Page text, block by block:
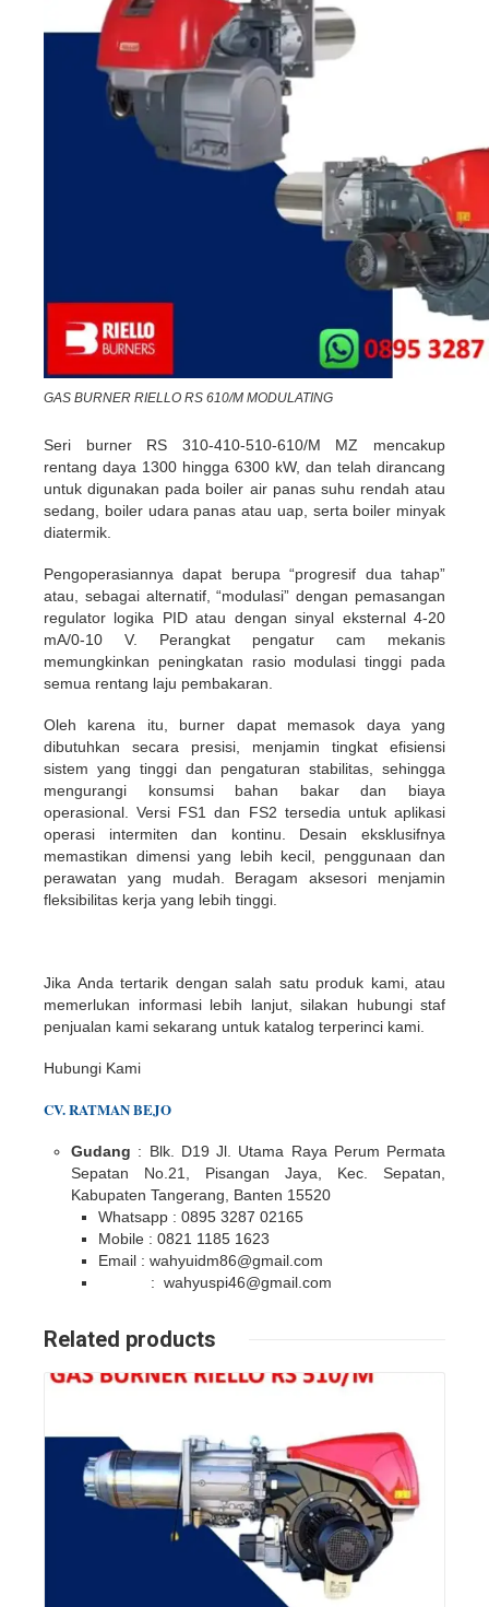
GAS BURNER RIELLO RS 610/M MODULATING
Seri burner RS 310-410-510-610/M MZ mencakup
rentang daya 1300 hingga 6300 kW, dan telah dirancang
untuk digunakan pada boiler air panas suhu rendah atau
sedang, boiler udara panas atau uap, serta boiler minyak
diatermik.
Pengoperasiannya dapat berupa “progresif dua tahap”
atau, sebagai alternatif, “modulasi” dengan pemasangan
regulator logika PID atau dengan sinyal eksternal 4-20
mA/0-10 V. Perangkat pengatur cam mekanis
memungkinkan peningkatan rasio modulasi tinggi pada
semua rentang laju pembakaran.
Oleh karena itu, burner dapat memasok daya yang
dibutuhkan secara presisi, menjamin tingkat efisiensi
sistem yang tinggi dan pengaturan stabilitas, sehingga
mengurangi konsumsi bahan bakar dan biaya
operasional. Versi FS1 dan FS2 tersedia untuk aplikasi
operasi intermiten dan kontinu. Desain eksklusifnya
memastikan dimensi yang lebih kecil, penggunaan dan
perawatan yang mudah. Beragam aksesori menjamin
fleksibilitas kerja yang lebih tinggi.
Jika Anda tertarik dengan salah satu produk kami, atau
memerlukan informasi lebih lanjut, silakan hubungi staf
penjualan kami sekarang untuk katalog terperinci kami.
Hubungi Kami
CV. RATMAN BEJO
Gudang : Blk. D19 Jl. Utama Raya Perum Permata
Sepatan No.21, Pisangan Jaya, Kec. Sepatan,
Kabupaten Tangerang, Banten 15520
Whatsapp : 0895 3287 02165
Mobile : 0821 1185 1623
Email : wahyuidm86@gmail.com
: wahyuspi46@gmail.com
Related products